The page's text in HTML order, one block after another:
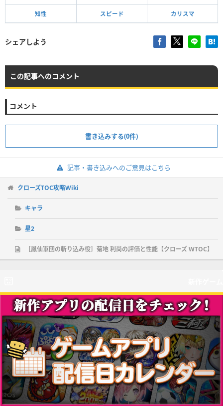
知性 スピード カリスマ
シェアしよう
この記事へのコメント
コメント
書き込みする(0件)
記事・書き込みへのご意見はこちら
クローズTOC攻略Wiki
キャラ
星2
［鳳仙軍団の斬り込み役］菊地 利尚の評価と性能【クローズ WTOC】